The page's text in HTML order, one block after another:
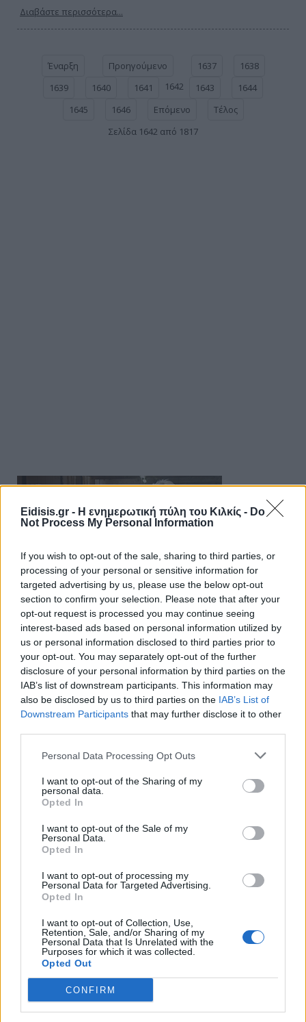
Eidisis.gr - Η ενημερωτική πύλη του Κιλκίς - Do
Not Process My Personal Information
If you wish to opt-out of the sale, sharing to third parties, or
processing of your personal or sensitive information for
targeted advertising by us, please use the below opt-out
section to confirm your selection. Please note that after your
opt-out request is processed you may continue seeing
interest-based ads based on personal information utilized by
us or personal information disclosed to third parties prior to
your opt-out. You may separately opt-out of the further
disclosure of your personal information by third parties on the
IAB’s list of downstream participants. This information may
also be disclosed by us to third parties on the IAB’s List of
Downstream Participants that may further disclose it to other
Personal Data Processing Opt Outs
I want to opt-out of the Sharing of my
personal data.
Opted In
I want to opt-out of the Sale of my
Personal Data.
Opted In
I want to opt-out of processing my
Personal Data for Targeted Advertising.
Opted In
I want to opt-out of Collection, Use,
Retention, Sale, and/or Sharing of my
Personal Data that Is Unrelated with the
Purposes for which it was collected.
Opted Out
CONFIRM
Διαβάστε περισσότερα...
Έναρξη Προηγούμενο 1637
1638
1639
1640 1641 1642 1643
1644
1645
1646 Επόμενο
Τέλος
Σελίδα 1642 από 1817
Πρωινή